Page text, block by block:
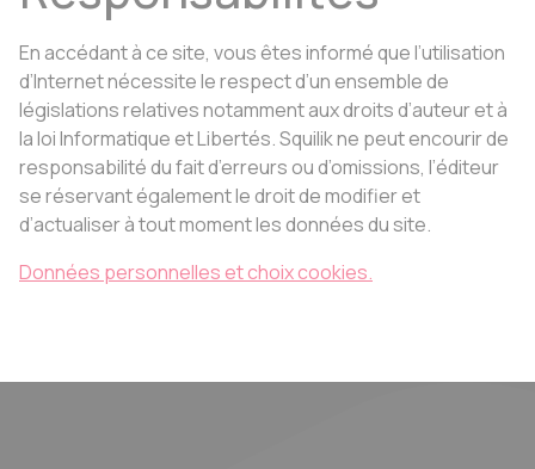
En accédant à ce site, vous êtes informé que l’utilisation
d’Internet nécessite le respect d’un ensemble de
législations relatives notamment aux droits d’auteur et à
la loi Informatique et Libertés. Squilik ne peut encourir de
responsabilité du fait d’erreurs ou d’omissions, l’éditeur
se réservant également le droit de modifier et
d’actualiser à tout moment les données du site.
Données personnelles et choix cookies.